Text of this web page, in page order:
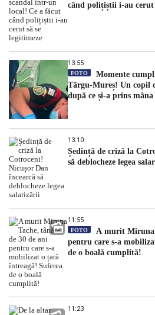
când polițiștii i-au cerut
13:55
FOTO
Momente
Târgu-Mureș! Un copil
după ce și-a prins
13:10
Ședință de criză la
să deblocheze legea
11:55
FOTO
A murit Miruna
pentru care s-a
de o boală cumplită!
11:23